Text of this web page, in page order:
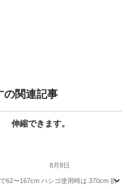
の関連記事
伸縮できます。
8月8日
62〜167cm ハシゴ使用時は.370cm 折